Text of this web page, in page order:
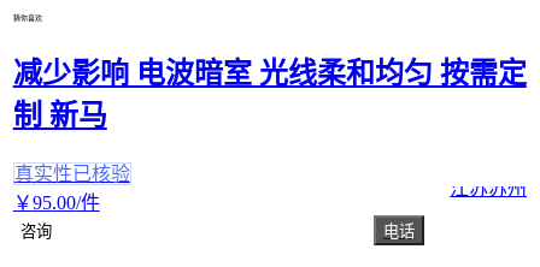
猜你喜欢
减少影响 电波暗室 光线柔和均匀 按需定
制 新马
真实性已核验
￥95.00/件
江苏苏州
咨询 电话